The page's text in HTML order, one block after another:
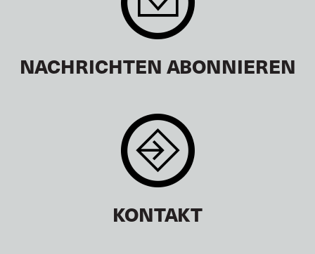
NACHRICHTEN ABONNIEREN
KONTAKT